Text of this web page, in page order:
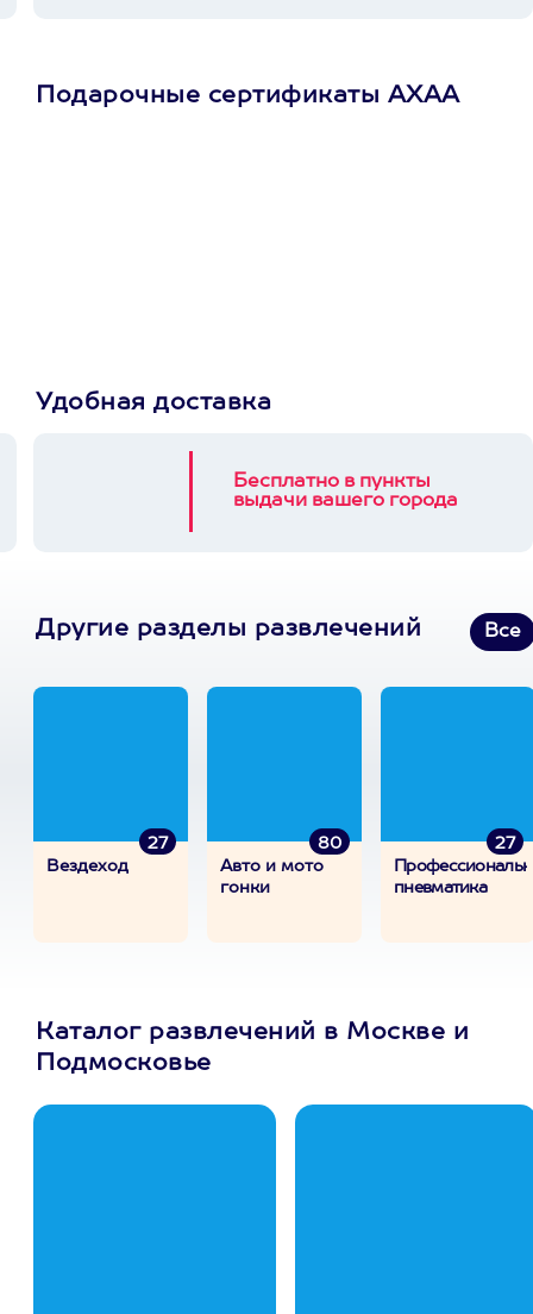
Подарочные сертификаты АХАА
Удобная доставка
Бесплатно в пункты
выдачи вашего города
Другие разделы развлечений Все
27
Вездеход
80
Авто и мото
гонки
27
пневматика
Каталог развлечений в Москве и
Подмосковье